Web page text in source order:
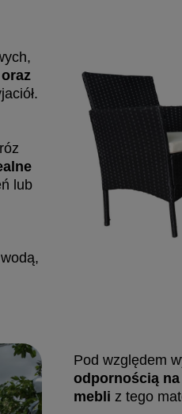
lub
Pod względem
odpornością
mebli z tego